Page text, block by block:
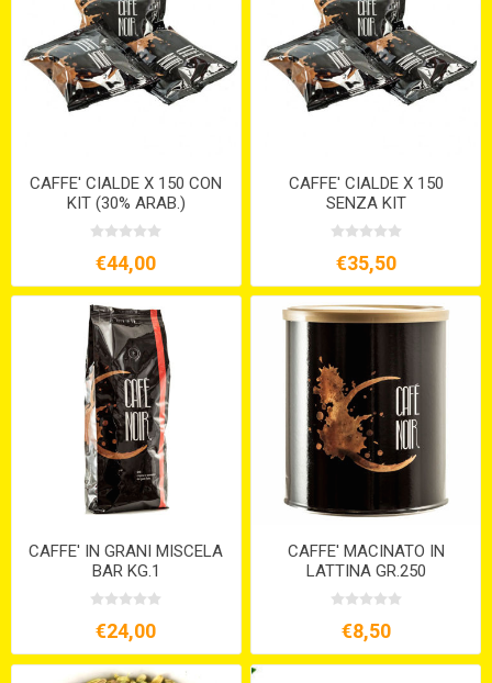
CAFFE' CIALDE X 150 CON
KIT (30% ARAB.)
€44,00
CAFFE' CIALDE X 150
SENZA KIT
€35,50
CAFFE' IN GRANI MISCELA
BAR KG.1
€24,00
CAFFE' MACINATO IN
LATTINA GR.250
€8,50